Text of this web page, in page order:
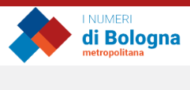
Salta
contenuto
principale